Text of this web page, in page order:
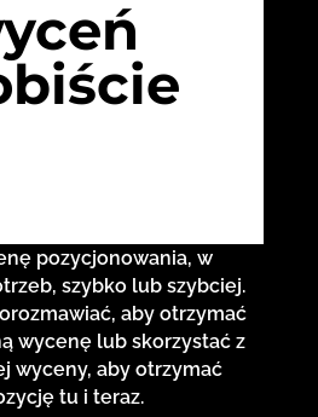
pozycjonowania, w
szybko lub szybciej.
aby otrzymać
wycenę lub skorzystać z
wyceny, aby otrzymać
tu i teraz.